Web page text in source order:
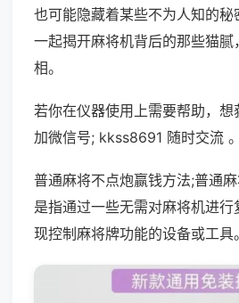
也可能隐藏着某些不为人知的秘
一起揭开麻将机背后的那些猫
相。
若你在仪器使用上需要帮助，
加微信号; kkss8691 随时交流 。
普通麻将不点炮赢钱方法;普通
是指通过一些无需对麻将机进
现控制麻将牌功能的设备或工具。